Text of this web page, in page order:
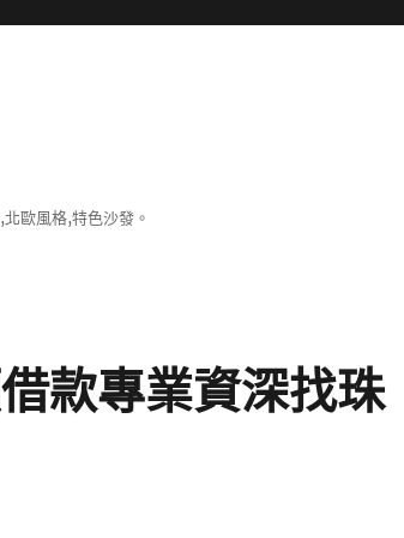
歐風格,特色沙發。
款專業資深找珠